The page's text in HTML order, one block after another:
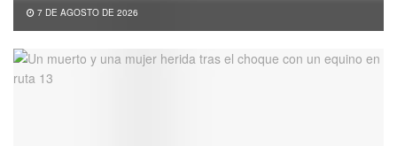
7 DE AGOSTO DE 2026